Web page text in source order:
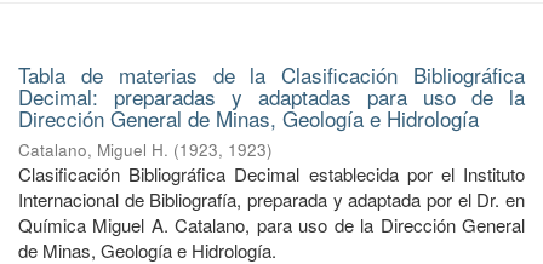
Tabla de materias de la Clasificación Bibliográfica
Decimal: preparadas y adaptadas para uso de la
Dirección General de Minas, Geología e Hidrología
Catalano, Miguel H. (1923, 1923)
Clasificación Bibliográfica Decimal establecida por el Instituto
Internacional de Bibliografía, preparada y adaptada por el Dr. en
Química Miguel A. Catalano, para uso de la Dirección General
de Minas, Geología e Hidrología.